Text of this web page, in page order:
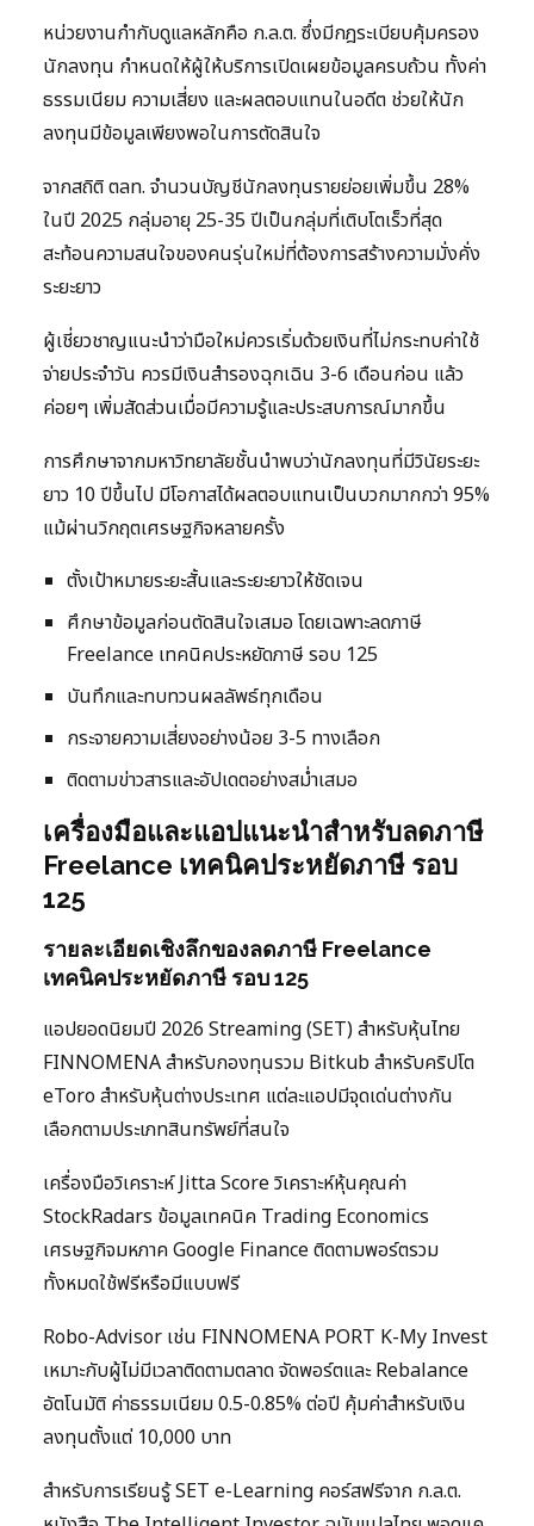
หน่วยงานกำกับดูแลหลักคือ ก.ล.ต. ซึ่งมีกฎระเบียบคุ้มครอง
นักลงทุน กำหนดให้ผู้ให้บริการเปิดเผยข้อมูลครบถ้วน ทั้งค่า
ธรรมเนียม ความเสี่ยง และผลตอบแทนในอดีต ช่วยให้นัก
ลงทุนมีข้อมูลเพียงพอในการตัดสินใจ
จากสถิติ ตลท. จำนวนบัญชีนักลงทุนรายย่อยเพิ่มขึ้น 28%
ในปี 2025 กลุ่มอายุ 25-35 ปีเป็นกลุ่มที่เติบโตเร็วที่สุด
สะท้อนความสนใจของคนรุ่นใหม่ที่ต้องการสร้างความมั่งคั่ง
ระยะยาว
ผู้เชี่ยวชาญแนะนำว่ามือใหม่ควรเริ่มด้วยเงินที่ไม่กระทบค่าใช้
จ่ายประจำวัน ควรมีเงินสำรองฉุกเฉิน 3-6 เดือนก่อน แล้ว
ค่อยๆ เพิ่มสัดส่วนเมื่อมีความรู้และประสบการณ์มากขึ้น
การศึกษาจากมหาวิทยาลัยชั้นนำพบว่านักลงทุนที่มีวินัยระยะ
ยาว 10 ปีขึ้นไป มีโอกาสได้ผลตอบแทนเป็นบวกมากกว่า 95%
แม้ผ่านวิกฤตเศรษฐกิจหลายครั้ง
ตั้งเป้าหมายระยะสั้นและระยะยาวให้ชัดเจน
ศึกษาข้อมูลก่อนตัดสินใจเสมอ โดยเฉพาะลดภาษี
Freelance เทคนิคประหยัดภาษี รอบ 125
บันทึกและทบทวนผลลัพธ์ทุกเดือน
กระจายความเสี่ยงอย่างน้อย 3-5 ทางเลือก
ติดตามข่าวสารและอัปเดตอย่างสม่ำเสมอ
เครื่องมือและแอปแนะนำสำหรับลดภาษี
Freelance เทคนิคประหยัดภาษี รอบ
125
รายละเอียดเชิงลึกของลดภาษี Freelance
เทคนิคประหยัดภาษี รอบ 125
แอปยอดนิยมปี 2026 Streaming (SET) สำหรับหุ้นไทย
FINNOMENA สำหรับกองทุนรวม Bitkub สำหรับคริปโต
eToro สำหรับหุ้นต่างประเทศ แต่ละแอปมีจุดเด่นต่างกัน
เลือกตามประเภทสินทรัพย์ที่สนใจ
เครื่องมือวิเคราะห์ Jitta Score วิเคราะห์หุ้นคุณค่า
StockRadars ข้อมูลเทคนิค Trading Economics
เศรษฐกิจมหภาค Google Finance ติดตามพอร์ตรวม
ทั้งหมดใช้ฟรีหรือมีแบบฟรี
Robo-Advisor เช่น FINNOMENA PORT K-My Invest
เหมาะกับผู้ไม่มีเวลาติดตามตลาด จัดพอร์ตและ Rebalance
อัตโนมัติ ค่าธรรมเนียม 0.5-0.85% ต่อปี คุ้มค่าสำหรับเงิน
ลงทุนตั้งแต่ 10,000 บาท
สำหรับการเรียนรู้ SET e-Learning คอร์สฟรีจาก ก.ล.ต.